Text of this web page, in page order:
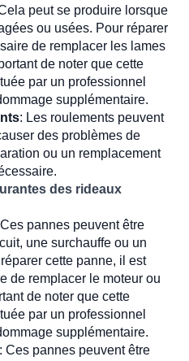
peut se produire lorsque
ou usées. Pour réparer
de remplacer les lames
de noter que cette
par un professionnel
supplémentaire.
: Les roulements peuvent
des problèmes de
ou un remplacement
des rideaux
pannes peuvent être
une surchauffe ou un
cette panne, il est
de remplacer le moteur ou
de noter que cette
par un professionnel
supplémentaire.
: Ces pannes peuvent être